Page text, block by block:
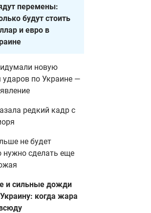
перемены:
будут стоить
и евро в
новую
ударов по Украине —
редкий кадр с
не будет
нужно сделать еще
и сильные дожди
когда жара